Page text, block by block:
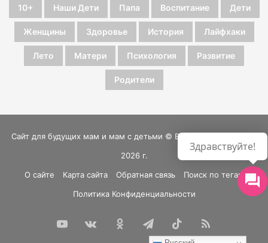
10+ Наши Дети Папа Воспитание Дети
Женщины Здоровье История Лайфхаки
Лето Матери Психология Развитие
Родители
Сайт для будущих мам и мам с детьми © Все права защищены
2026 г.
О сайте
Карта сайта Обратная связь
Поиск по тегам
Политика Конфиденциальности
YouTubevk.comОдноклассники
TelegramTikTokRSS
Здравствуйте!